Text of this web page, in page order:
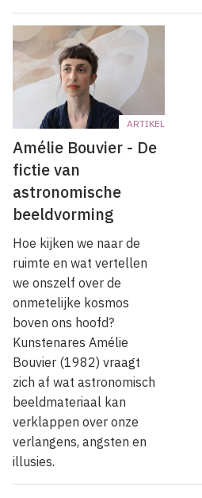
ARTIKEL
Amélie Bouvier - De
fictie van
astronomische
beeldvorming
Hoe kijken we naar de
ruimte en wat vertellen
we onszelf over de
onmetelijke kosmos
boven ons hoofd?
Kunstenares Amélie
Bouvier (1982) vraagt
zich af wat astronomisch
beeldmateriaal kan
verklappen over onze
verlangens, angsten en
illusies.